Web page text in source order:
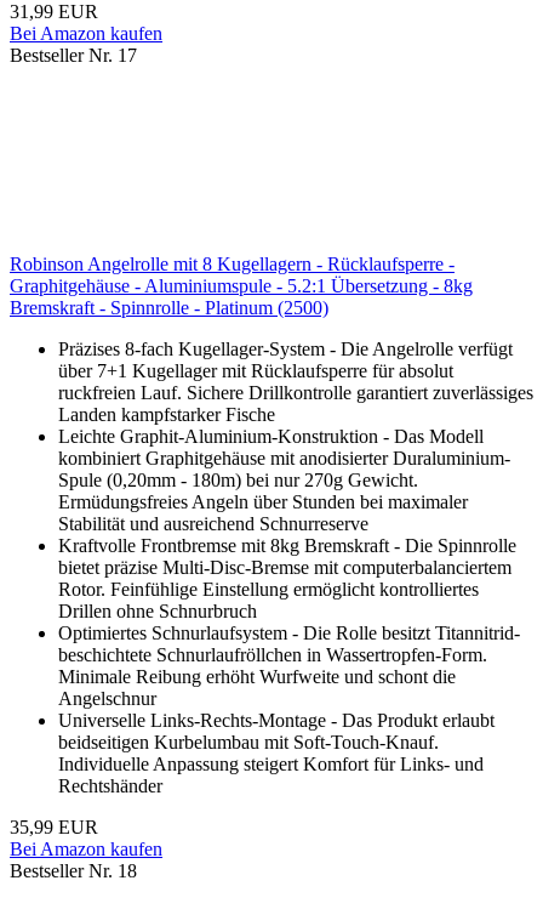
31,99 EUR
Bei Amazon kaufen
Bestseller Nr. 17
Robinson Angelrolle mit 8 Kugellagern - Rücklaufsperre -
Graphitgehäuse - Aluminiumspule - 5.2:1 Übersetzung - 8kg
Bremskraft - Spinnrolle - Platinum (2500)
Präzises 8-fach Kugellager-System - Die Angelrolle verfügt
über 7+1 Kugellager mit Rücklaufsperre für absolut
ruckfreien Lauf. Sichere Drillkontrolle garantiert zuverlässiges
Landen kampfstarker Fische
Leichte Graphit-Aluminium-Konstruktion - Das Modell
kombiniert Graphitgehäuse mit anodisierter Duraluminium-
Spule (0,20mm - 180m) bei nur 270g Gewicht.
Ermüdungsfreies Angeln über Stunden bei maximaler
Stabilität und ausreichend Schnurreserve
Kraftvolle Frontbremse mit 8kg Bremskraft - Die Spinnrolle
bietet präzise Multi-Disc-Bremse mit computerbalanciertem
Rotor. Feinfühlige Einstellung ermöglicht kontrolliertes
Drillen ohne Schnurbruch
Optimiertes Schnurlaufsystem - Die Rolle besitzt Titannitrid-
beschichtete Schnurlaufröllchen in Wassertropfen-Form.
Minimale Reibung erhöht Wurfweite und schont die
Angelschnur
Universelle Links-Rechts-Montage - Das Produkt erlaubt
beidseitigen Kurbelumbau mit Soft-Touch-Knauf.
Individuelle Anpassung steigert Komfort für Links- und
Rechtshänder
35,99 EUR
Bei Amazon kaufen
Bestseller Nr. 18